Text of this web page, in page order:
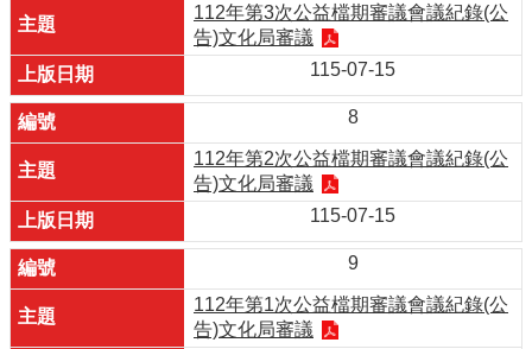
112年第3次公益檔期審議會議紀錄(公
告)文化局審議
115-07-15
8
112年第2次公益檔期審議會議紀錄(公
告)文化局審議
115-07-15
9
112年第1次公益檔期審議會議紀錄(公
告)文化局審議